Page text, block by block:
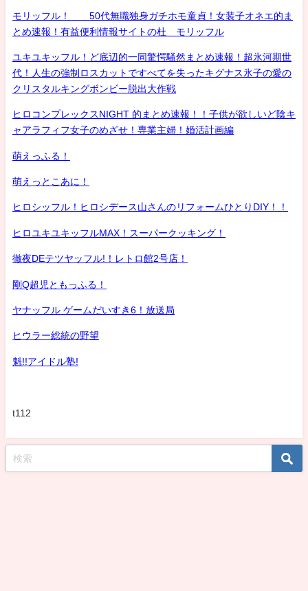
モリッフル！ 50代無職独身ガチホモ童貞！女装子オネエ的ま
とめ速報！有益便利情報サイトの杜 モリッフル
ユキユキッフル！ど底辺的一同驚愕騒然まとめ速報！超氷河期世
代！人生の強制ロスカットですべてを失ったキグナス氷子の愛の
クリスタルキングボンビー脱出大作戦
ヒロコンプレックスNIGHT 的まとめ速報！！子供が欲しいど陰キ
ャアラフィフ女子のめざせ！専業主婦！婚活計画編
萌えっふる！
萌えっとこあに！
ヒロシッフル！ヒロシデース山さんのリフォームひとりDIY！！
ヒロユキユキッフルMAX！スーパークッキング！
徹夜DEテツヤッフル!！レトロ館2号店！
剛Q超児ともっふる！
ヤナッフル ゲームだいすき6！放送局
ヒウラー総統の野望
魁!!アイドル塾!
t112